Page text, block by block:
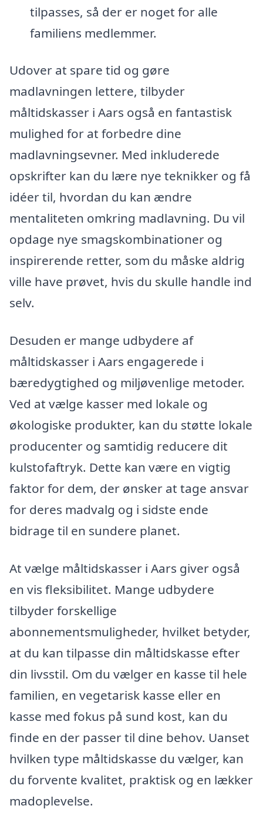
tilpasses, så der er noget for alle
familiens medlemmer.
Udover at spare tid og gøre
madlavningen lettere, tilbyder
måltidskasser i Aars også en fantastisk
mulighed for at forbedre dine
madlavningsevner. Med inkluderede
opskrifter kan du lære nye teknikker og få
idéer til, hvordan du kan ændre
mentaliteten omkring madlavning. Du vil
opdage nye smagskombinationer og
inspirerende retter, som du måske aldrig
ville have prøvet, hvis du skulle handle ind
selv.
Desuden er mange udbydere af
måltidskasser i Aars engagerede i
bæredygtighed og miljøvenlige metoder.
Ved at vælge kasser med lokale og
økologiske produkter, kan du støtte lokale
producenter og samtidig reducere dit
kulstofaftryk. Dette kan være en vigtig
faktor for dem, der ønsker at tage ansvar
for deres madvalg og i sidste ende
bidrage til en sundere planet.
At vælge måltidskasser i Aars giver også
en vis fleksibilitet. Mange udbydere
tilbyder forskellige
abonnementsmuligheder, hvilket betyder,
at du kan tilpasse din måltidskasse efter
din livsstil. Om du vælger en kasse til hele
familien, en vegetarisk kasse eller en
kasse med fokus på sund kost, kan du
finde en der passer til dine behov. Uanset
hvilken type måltidskasse du vælger, kan
du forvente kvalitet, praktisk og en lækker
madoplevelse.